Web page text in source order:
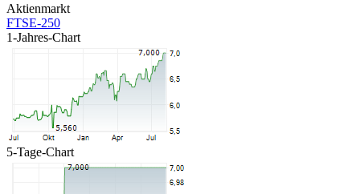
Aktienmarkt
FTSE-250
1-Jahres-Chart
5-Tage-Chart